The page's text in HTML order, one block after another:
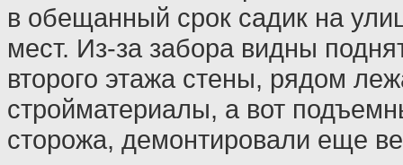
в обещанный срок садик на
мест. Из-за забора видны
второго этажа стены, рядом
стройматериалы, а вот
сторожа, демонтировали еще